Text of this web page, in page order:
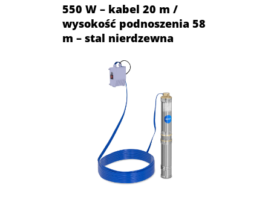
550 W – kabel 20 m /
wysokość podnoszenia 58
m – stal nierdzewna